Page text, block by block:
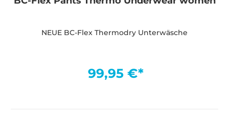
NEUE BC-Flex Thermodry Unterwäsche
99,95 €*